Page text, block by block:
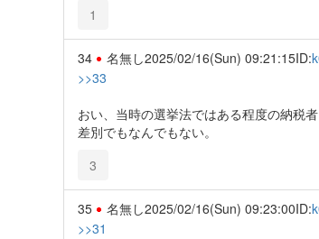
1
34 名無し2025/02/16(Sun) 09:21:15ID:
>>33
おい、当時の選挙法ではある程度の納税
差別でもなんでもない。
3
35 名無し2025/02/16(Sun) 09:23:00ID:
>>31